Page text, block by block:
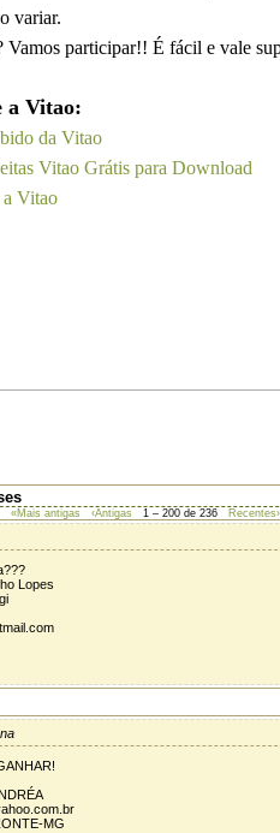
variar.
Vamos participar!! É fácil e vale
a Vitao:
da Vitao
Vitao Grátis para Download
a Vitao
«Mais antigas ‹Antigas 1 – 200 de 236 Recentes›
Lopes
MG